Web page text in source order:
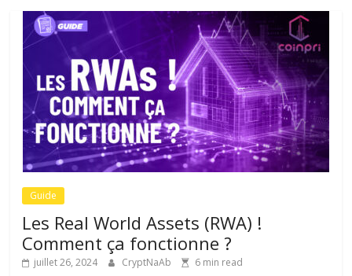
Guide
Les Real World Assets (RWA) !
Comment ça fonctionne ?
juillet 26, 2024 CryptNaAb 6 min read